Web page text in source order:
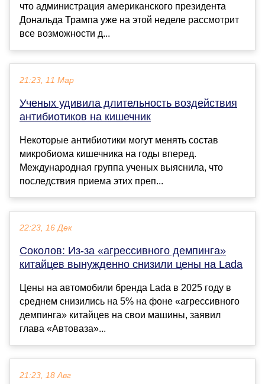
что администрация американского президента
Дональда Трампа уже на этой неделе рассмотрит
все возможности д...
21:23, 11 Мар
Ученых удивила длительность воздействия
антибиотиков на кишечник
Некоторые антибиотики могут менять состав
микробиома кишечника на годы вперед.
Международная группа ученых выяснила, что
последствия приема этих преп...
22:23, 16 Дек
Соколов: Из-за «агрессивного демпинга»
китайцев вынужденно снизили цены на Lada
Цены на автомобили бренда Lada в 2025 году в
среднем снизились на 5% на фоне «агрессивного
демпинга» китайцев на свои машины, заявил
глава «Автоваза»...
21:23, 18 Авг